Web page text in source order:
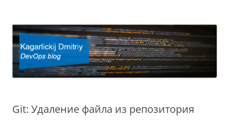
Git: Удаление файла из репозитория